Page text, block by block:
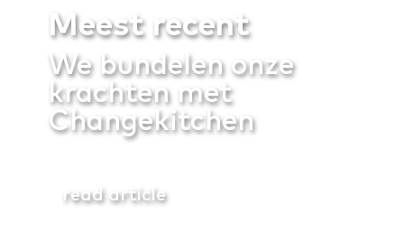
Meest recent
We bundelen onze
krachten met
Changekitchen
read article